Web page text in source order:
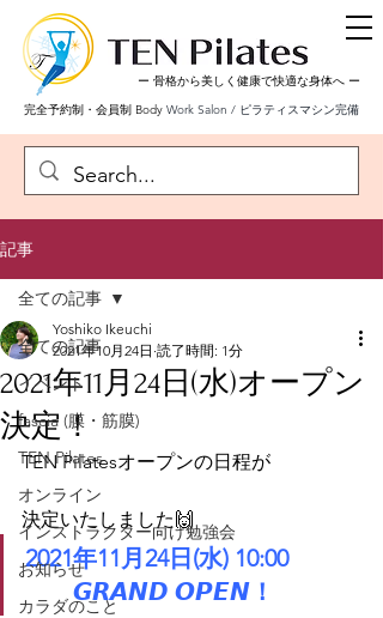
ー 骨格から美しく健康で快適な身体へ ー
完全予約制・会員制 Body Work Salon / ピラティスマシン完備
記事
全ての記事
イベント
fascia (膜・筋膜)
TEN Pilates
オンライン
インストラクター向け勉強会
お知らせ
カラダのこと
全ての記事
2021年11月24日(水)オープン
決定！
Yoshiko Ikeuchi
2021年10月24日 読了時間: 1分
TEN Pilatesオープンの日程が
決定いたしました🙌
2021年11月24日(水) 10:00
𝙂𝙍𝘼𝙉𝘿 𝙊𝙋𝙀𝙉！